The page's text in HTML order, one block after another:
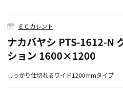
ＥＣカレント
ナカバヤシ PTS-1612-N
ション 1600×1200
しっかり仕切れるワイド1200mmタイプ